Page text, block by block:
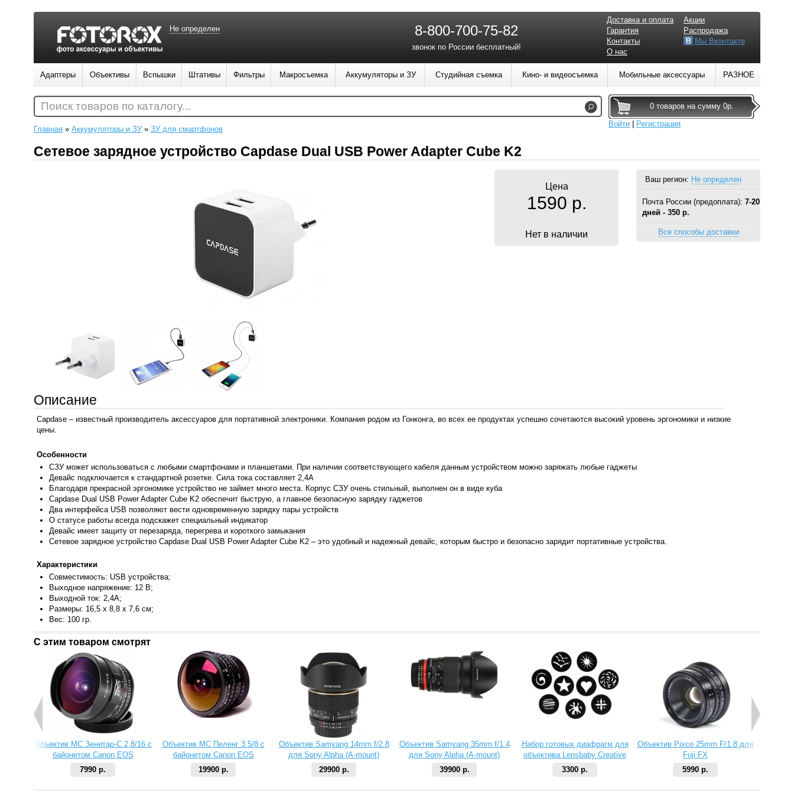
Главная » Аккумуляторы и ЗУ » ЗУ для смартфонов
Сетевое зарядное устройство Capdase Dual USB Power Adapter Cube K2
Ваш регион: Не определен
Почта России (предоплата): 7-20
дней - 350 р.
Все способы доставки
Цена
1590 р.
Нет в наличии
Описание
Capdase – известный производитель аксессуаров для портативной электроники. Компания родом из Гонконга, во всех ее продуктах успешно сочетаются высокий уровень эргономики и низкие
цены.
Особенности
СЗУ может использоваться с любыми смартфонами и планшетами. При наличии соответствующего кабеля данным устройством можно заряжать любые гаджеты
Девайс подключается к стандартной розетке. Сила тока составляет 2,4А
Благодаря прекрасной эргономике устройство не займет много места. Корпус СЗУ очень стильный, выполнен он в виде куба
Capdase Dual USB Power Adapter Cube K2 обеспечит быструю, а главное безопасную зарядку гаджетов
Два интерфейса USB позволяют вести одновременную зарядку пары устройств
О статусе работы всегда подскажет специальный индикатор
Девайс имеет защиту от перезаряда, перегрева и короткого замыкания
Сетевое зарядное устройство Capdase Dual USB Power Adapter Cube K2 – это удобный и надежный девайс, которым быстро и безопасно зарядит портативные устройства.
Характеристики
Совместимость: USB устройства;
Выходное напряжение: 12 В;
Выходной ток: 2,4А;
Размеры: 16,5 x 8,8 x 7,6 см;
Вес: 100 гр.
С этим товаром смотрят
Объектив МС Зенитар-C 2,8/16 с
байонетом Canon EOS
7990 р.
Объектив МС Пеленг 3.5/8 с
байонетом Canon EOS
19900 р.
Объектив Samyang 14mm f/2.8
для Sony Alpha (A-mount)
29900 р.
Объектив Samyang 35mm f/1.4
для Sony Alpha (A-mount)
39900 р.
Набор готовых диафрагм для
объектива Lensbaby Creative
Aperture Kit 2
3300 р.
Объектив Pixco 25mm F/1.8 для
Fuji FX
5990 р.
Не определен 8-800-700-75-82
звонок по России бесплатный!
Доставка и оплата
Гарантия
Контакты
О нас
Акции
Распродажа
Мы Вконтакте
Адаптеры Объективы Вспышки Штативы Фильтры Макросъемка Аккумуляторы и ЗУ Студийная съемка Кино- и видеосъемка Мобильные аксессуары РАЗНОЕ
0 товаров на сумму 0р.
Войти
Регистрация
Поиск товаров по каталогу...